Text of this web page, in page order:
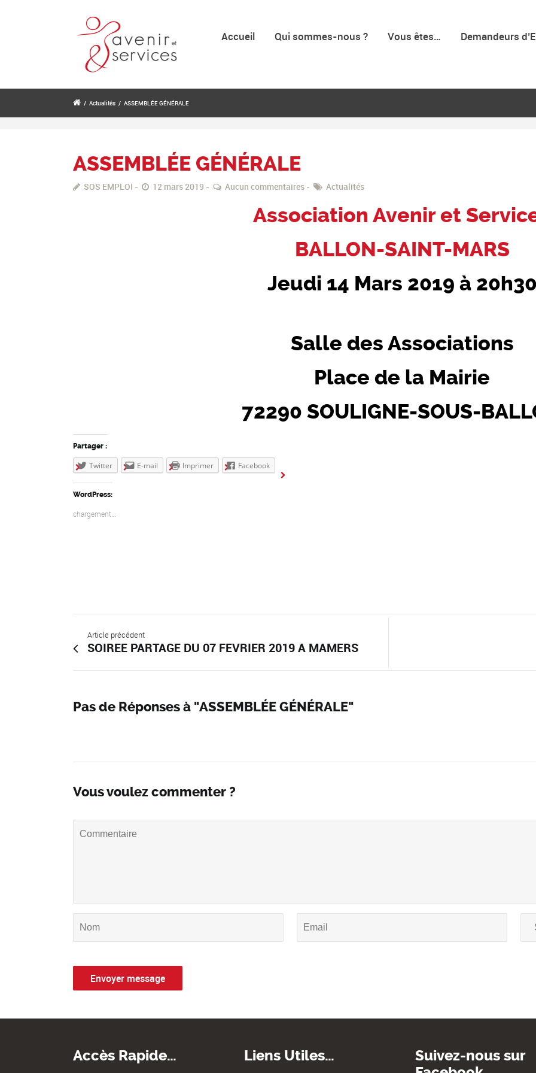
Accueil Qui sommes-nous ? Vous êtes… Demandeurs
/ Actualités / ASSEMBLÉE GÉNÉRALE
ASSEMBLÉE GÉNÉRALE
SOS EMPLOI 12 mars 2019 Aucun commentaires Actualités
Association Avenir et
BALLON-SAINT-MARS
Jeudi 14 Mars 2019 à 20h30
Salle des Associations
Place de la Mairie
72290 SOULIGNE-SOUS-
Partager :
Twitter E-mail Imprimer Facebook
WordPress:
chargement…
Article précédent
SOIREE PARTAGE DU 07 FEVRIER 2019 A MAMERS
Pas de Réponses à "ASSEMBLÉE GÉNÉRALE"
Vous voulez commenter ?
Accès Rapide… Liens Utiles…
Suivez-nous sur